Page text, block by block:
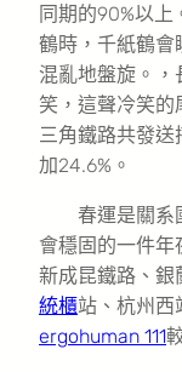
同期的90%以上
鶴時，千紙鶴會
混亂地盤旋。
笑，這聲冷笑的
三角鐵路共發
加24.6%。
春運是關系國
會穩固的一件
新成昆鐵路、銀
統櫃站、杭州西
ergohuman 111